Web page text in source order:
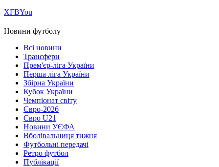
ХFBYou
Новини футболу
Всі новини
Трансфери
Прем'єр-ліга України
Перша ліга України
Збірна України
Кубок України
Чемпіонат світу
Євро-2026
Євро U21
Новини УЄФА
Вболівальниця тижня
Футбольні передачі
Ретро футбол
Публікації